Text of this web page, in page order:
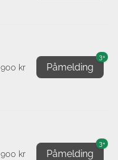
900 kr Påmelding
3+
900 kr Påmelding
3+